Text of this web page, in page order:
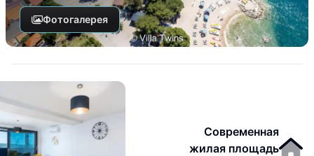
Фотогалерея
Современная
жилая площадь